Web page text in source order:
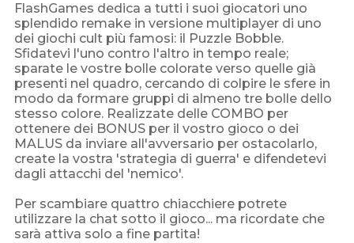
FlashGames dedica a tutti i suoi giocatori uno
splendido remake in versione multiplayer di uno
dei giochi cult più famosi: il Puzzle Bobble.
Sfidatevi l'uno contro l'altro in tempo reale;
sparate le vostre bolle colorate verso quelle già
presenti nel quadro, cercando di colpire le sfere in
modo da formare gruppi di almeno tre bolle dello
stesso colore. Realizzate delle COMBO per
ottenere dei BONUS per il vostro gioco o dei
MALUS da inviare all'avversario per ostacolarlo,
create la vostra 'strategia di guerra' e difendetevi
dagli attacchi del 'nemico'.
Per scambiare quattro chiacchiere potrete
utilizzare la chat sotto il gioco... ma ricordate che
sarà attiva solo a fine partita!